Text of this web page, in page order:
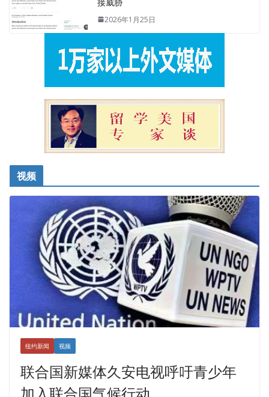
2026年1月25日
视频
纽约新闻 视频
联合国新媒体久安电视呼吁青少年
加入联合国气候行动